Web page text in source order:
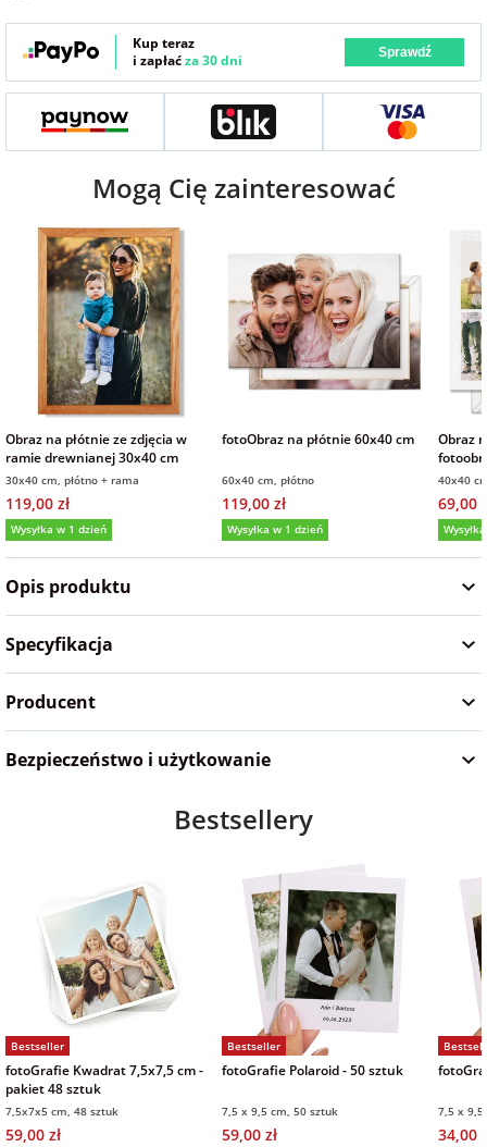
na prezent
świąteczny
na Dzień Babci i
Dziadka
na Wielkanoc
na wieczór
panieński
na wieczór
kawalerski
Kup teraz
i zapłaćza 30 dni Sprawdź
Mogą Cię zainteresować
Obraz na płótnie ze zdjęcia w
ramie drewnianej 30x40 cm
30x40 cm, płótno + rama
119,00 zł
Wysyłka w 1 dzień
fotoObraz na płótnie 60x40 cm
60x40 cm, płótno
119,00 zł
Wysyłka w 1 dzień
Obraz
40x40
69,00
Opis produktu
Specyfikacja
Producent
Bezpieczeństwo i użytkowanie
Bestsellery
Bestseller
fotoGrafie Kwadrat 7,5x7,5 cm -
pakiet 48 sztuk
7,5x7x5 cm, 48 sztuk
59,00 zł
Bestseller
fotoGrafie Polaroid - 50 sztuk
7,5 x 9,5 cm, 50 sztuk
59,00 zł
7,5 x
34,00